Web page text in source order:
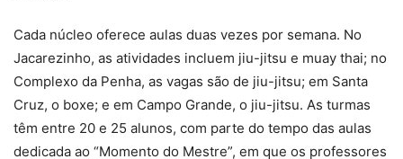
Cada núcleo oferece aulas duas vezes por semana. No
Jacarezinho, as atividades incluem jiu-jitsu e muay thai; no
Complexo da Penha, as vagas são de jiu-jitsu; em Santa
Cruz, o boxe; e em Campo Grande, o jiu-jitsu. As turmas
têm entre 20 e 25 alunos, com parte do tempo das aulas
dedicada ao “Momento do Mestre”, em que os professores